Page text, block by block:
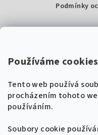
Používáme cookies
Tento web používá
procházením tohoto
používáním.
Soubory cookie
Podmínky
🎸 Naladíme tě